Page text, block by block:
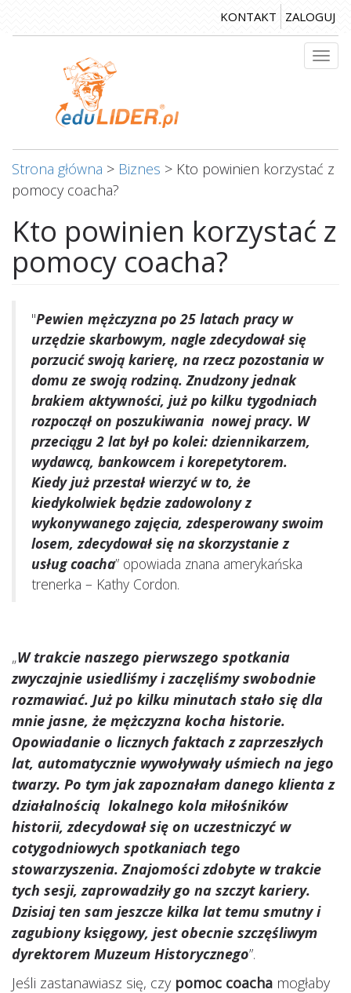
do
KONTAKT ZALOGUJ
Strona główna > Biznes > Kto powinien korzystać z
pomocy coacha?
Kto powinien korzystać z
pomocy coacha?
"Pewien mężczyzna po 25 latach pracy w
urzędzie skarbowym, nagle zdecydował się
porzucić swoją karierę, na rzecz pozostania w
domu ze swoją rodziną. Znudzony jednak
brakiem aktywności, już po kilku tygodniach
rozpoczął on poszukiwania nowej pracy. W
przeciągu 2 lat był po kolei: dziennikarzem,
wydawcą, bankowcem i korepetytorem.
Kiedy już przestał wierzyć w to, że
kiedykolwiek będzie zadowolony z
wykonywanego zajęcia, zdesperowany swoim
losem, zdecydował się na skorzystanie z
usług coacha” opowiada znana amerykańska
trenerka – Kathy Cordon.
„W trakcie naszego pierwszego spotkania
zwyczajnie usiedliśmy i zaczęliśmy swobodnie
rozmawiać. Już po kilku minutach stało się dla
mnie jasne, że mężczyzna kocha historie.
Opowiadanie o licznych faktach z zaprzeszłych
lat, automatycznie wywoływały uśmiech na jego
twarzy. Po tym jak zapoznałam danego klienta z
działalnością lokalnego kola miłośników
historii, zdecydował się on uczestniczyć w
cotygodniowych spotkaniach tego
stowarzyszenia. Znajomości zdobyte w trakcie
tych sesji, zaprowadziły go na szczyt kariery.
Dzisiaj ten sam jeszcze kilka lat temu smutny i
zagubiony księgowy, jest obecnie szczęśliwym
dyrektorem Muzeum Historycznego”.
Jeśli zastanawiasz się, czy pomoc coacha mogłaby